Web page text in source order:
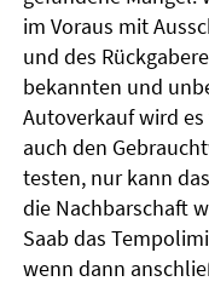
im Voraus mit
und des
bekannten und
Autoverkauf wird
auch den
testen, nur kann
die Nachbarschaft
Saab das
wenn dann